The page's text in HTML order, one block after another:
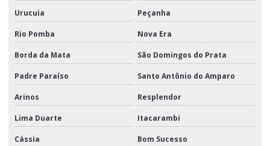
Urucuia Peçanha
Rio Pomba Nova Era
Borda da Mata São Domingos do Prata
Padre Paraíso Santo Antônio do Amparo
Arinos Resplendor
Lima Duarte Itacarambi
Cássia Bom Sucesso